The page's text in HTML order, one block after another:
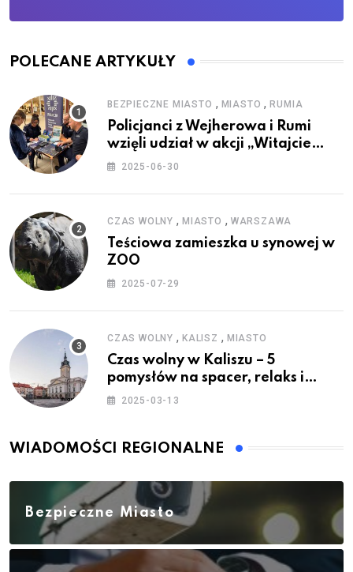
POLECANE ARTYKUŁY
BEZPIECZNE MIASTO , MIASTO ,RUMIA
Policjanci z Wejherowa i Rumi
wzięli udział w akcji „Witajcie
Wakacje”
2025-06-30
CZAS WOLNY , MIASTO , WARSZAWA
Teściowa zamieszka u synowej w
ZOO
2025-07-29
CZAS WOLNY , KALISZ , MIASTO
Czas wolny w Kaliszu – 5
pomysłów na spacer, relaks i
rodzinne atrakcje
2025-03-13
WIADOMOŚCI REGIONALNE
Bezpieczne Miasto